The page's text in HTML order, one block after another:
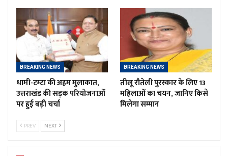
BREAKING NEWS
धामी-टम्टा की अहम मुलाकात,
उत्तराखंड की सड़क परियोजनाओं
पर हुई बड़ी चर्चा
BREAKING NEWS
तीलू रौतेली पुरस्कार के लिए 13
महिलाओं का चयन, जानिए किसे
मिलेगा सम्मान
PREV NEXT